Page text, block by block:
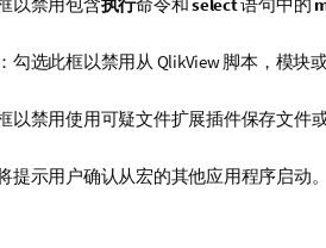
：勾选此框以禁用从 QlikView 脚本，模块
以禁用使用可疑文件扩展插件保存文件
示用户确认从宏的其他应用程序启动。